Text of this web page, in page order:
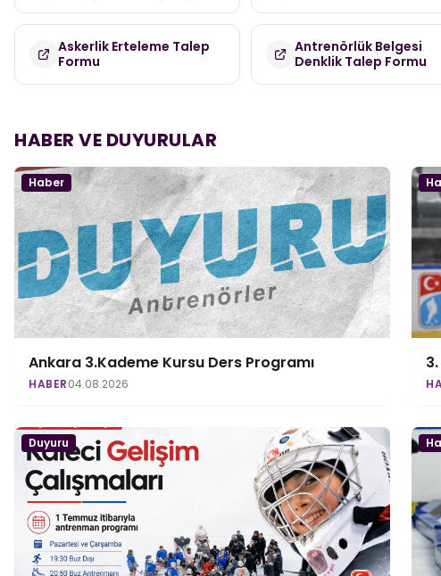
Askerlik Erteleme Talep
Formu
Antrenörlük Belgesi
Denklik Talep Formu
HABER VE DUYURULAR
Haber
Ankara 3.Kademe Kursu Ders Programı
HABER04.08.2026
Duyuru